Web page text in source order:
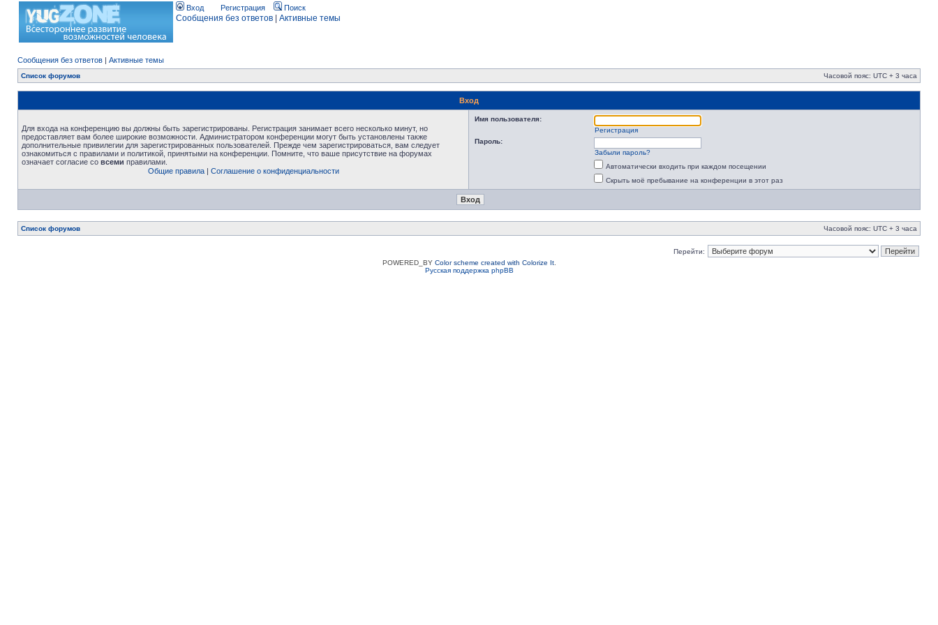
Вход Регистрация Поиск
Сообщения без ответов Активные темы
Сообщения без ответов | Активные темы
Список форумов Часовой пояс: UTC + 3 часа
Вход
Для входа на конференцию вы должны быть зарегистрированы. Регистрация занимает всего несколько минут, но
предоставляет вам более широкие возможности. Администратором конференции могут быть установлены также
дополнительные привилегии для зарегистрированных пользователей. Прежде чем зарегистрироваться, вам следует
ознакомиться с правилами и политикой, принятыми на конференции. Помните, что ваше присутствие на форумах
означает согласие со всеми правилами.
Общие правила| Соглашение о конфиденциальности
Имя пользователя:
Регистрация
Пароль:
Забыли пароль?
Автоматически входить при каждом посещении
Скрыть моё пребывание на конференции в этот раз
Список форумов Часовой пояс: UTC + 3 часа
Перейти:
POWERED_BY Color scheme created with Colorize It.
Русская поддержка phpBB